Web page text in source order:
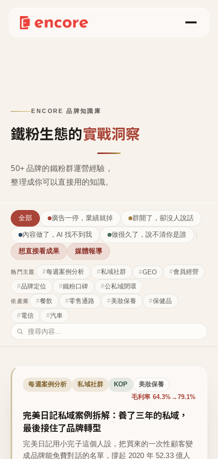
ENCORE 品牌知識庫
鐵粉生態的實戰洞察
50+ 品牌的鐵粉群運營經驗，
整理成你可以直接用的知識。
全部 廣告一停，業績就掉 群開了，卻沒人說話
內容做了，AI 找不到我 做很久了，說不清你是誰
想直接看成果 媒體報導
熱門主題 每週案例分析 私域社群 GEO
會員經營
品牌定位
鐵粉口碑 公私域閉環
依產業 餐飲 零售通路 美妝保養
保健品
電信
汽車
每週案例分析 私域社群 KOP 美妝保養
毛利率 64.3%→79.1%
完美日記私域案例拆解：養了三年的私域，
最後接住了品牌轉型
完美日記用小完子這個人設，把買來的一次性顧客變
成品牌能免費對話的名單，撐起 2020 年 52.33 億人